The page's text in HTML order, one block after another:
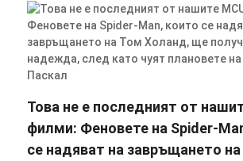
Това не е последният от
филми: Феновете на Spider-
се надяват на завръщането